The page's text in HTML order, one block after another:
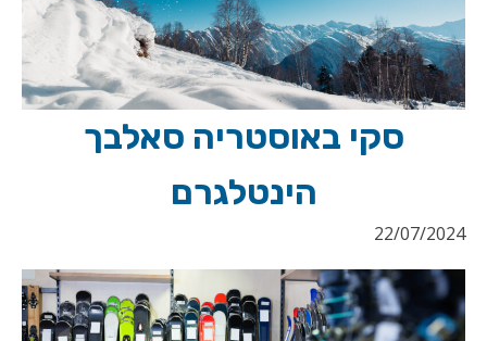
סקי באוסטריה סאלבך
הינטלגרם
22/07/2024